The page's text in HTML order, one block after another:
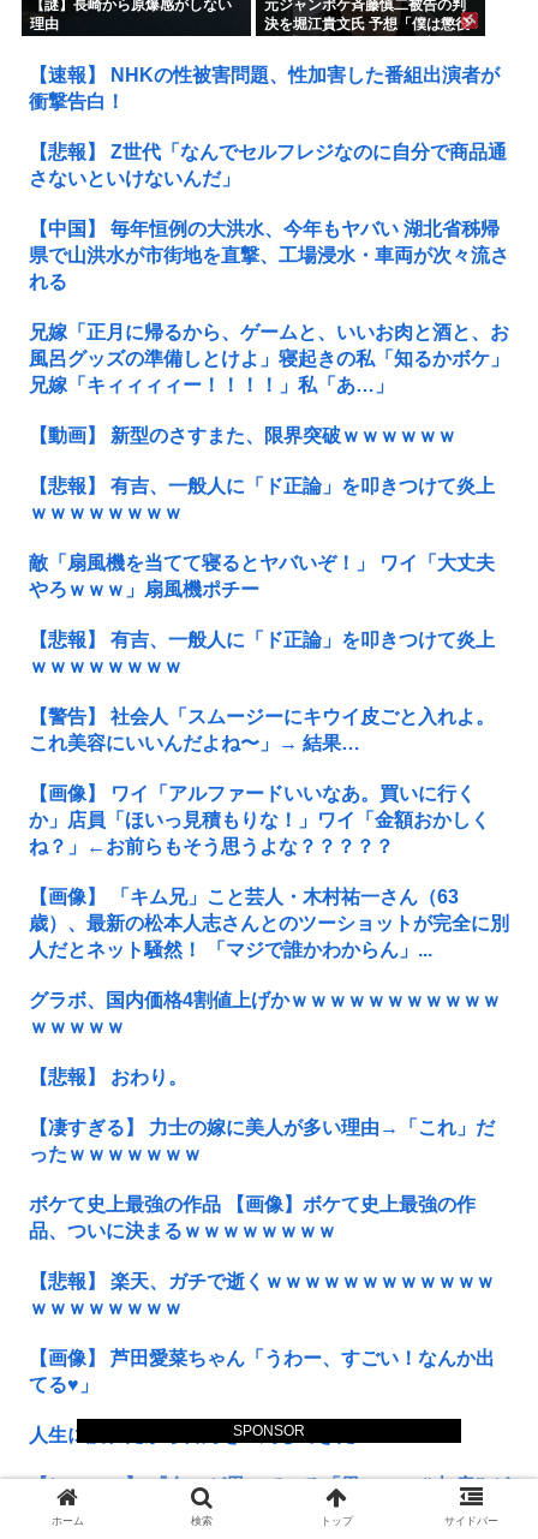
SPONSOR
【謎】長崎から原爆感がしない
理由
元ジャンポケ斉藤慎二被告の判
決を堀江貴文氏 予想「僕は懲役
ったが…」
【速報】 NHKの性被害問題、性加害した番組出演者が
衝撃告白！
【悲報】 Z世代「なんでセルフレジなのに自分で商品通
さないといけないんだ」
【中国】 毎年恒例の大洪水、今年もヤバい 湖北省秭帰
県で山洪水が市街地を直撃、工場浸水・車両が次々流さ
れる
兄嫁「正月に帰るから、ゲームと、いいお肉と酒と、お
風呂グッズの準備しとけよ」寝起きの私「知るかボケ」
兄嫁「キィィィィー！！！！」私「あ…」
【動画】 新型のさすまた、限界突破ｗｗｗｗｗｗ
【悲報】 有吉、一般人に「ド正論」を叩きつけて炎上
ｗｗｗｗｗｗｗｗ
敵「扇風機を当てて寝るとヤバいぞ！」 ワイ「大丈夫
やろｗｗｗ」扇風機ポチー
【悲報】 有吉、一般人に「ド正論」を叩きつけて炎上
ｗｗｗｗｗｗｗｗ
【警告】 社会人「スムージーにキウイ皮ごと入れよ。
これ美容にいいんだよね〜」→ 結果…
【画像】 ワイ「アルファードいいなあ。買いに行く
か」店員「ほいっ見積もりな！」ワイ「金額おかしく
ね？」←お前らもそう思うよな？？？？？
【画像】 「キム兄」こと芸人・木村祐一さん（63
歳）、最新の松本人志さんとのツーショットが完全に別
人だとネット騒然！ 「マジで誰かわからん」...
グラボ、国内価格4割値上げかｗｗｗｗｗｗｗｗｗｗｗ
ｗｗｗｗｗ
【悲報】 おわり。
【凄すぎる】 力士の嫁に美人が多い理由→「これ」だ
ったｗｗｗｗｗｗｗ
ボケて史上最強の作品 【画像】ボケて史上最強の作
品、ついに決まるｗｗｗｗｗｗｗｗ
【悲報】 楽天、ガチで逝くｗｗｗｗｗｗｗｗｗｗｗｗ
ｗｗｗｗｗｗｗｗ
【画像】 芦田愛菜ちゃん「うわー、すごい！なんか出
てる♥」
人生に疲れたから台湾を一周してきた
【ヒエッ…】 『女』が思っている「男」への “本 音” が
コレｗｗｗｗｗｗｗｗｗｗ
ホーム 検索 トップ サイドバー